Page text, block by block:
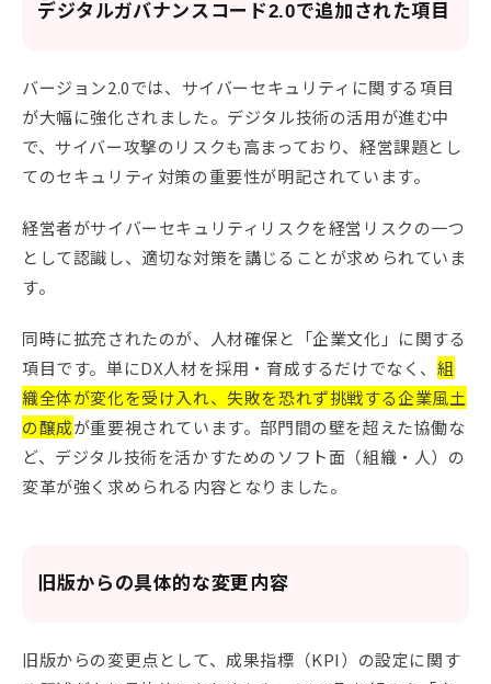
デジタルガバナンスコード2.0で追加された項目
バージョン2.0では、サイバーセキュリティに関する項目
が大幅に強化されました。デジタル技術の活用が進む中
で、サイバー攻撃のリスクも高まっており、経営課題とし
てのセキュリティ対策の重要性が明記されています。
経営者がサイバーセキュリティリスクを経営リスクの一つ
として認識し、適切な対策を講じることが求められていま
す。
同時に拡充されたのが、人材確保と「企業文化」に関する
項目です。単にDX人材を採用・育成するだけでなく、組
織全体が変化を受け入れ、失敗を恐れず挑戦する企業風土
の醸成が重要視されています。部門間の壁を超えた協働な
ど、デジタル技術を活かすためのソフト面（組織・人）の
変革が強く求められる内容となりました。
旧版からの具体的な変更内容
旧版からの変更点として、成果指標（KPI）の設定に関す